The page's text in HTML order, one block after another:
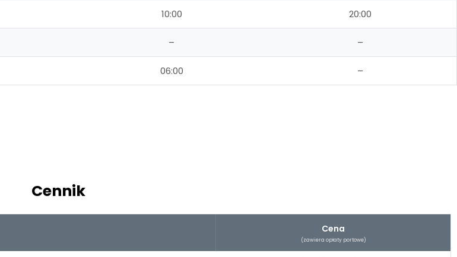
10:00 20:00
– –
06:00 –
Cennik
Cena
(zawiera opłaty portowe)